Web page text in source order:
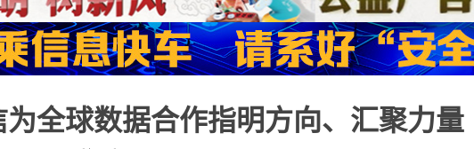
全球数据合作指明方向、汇聚力量